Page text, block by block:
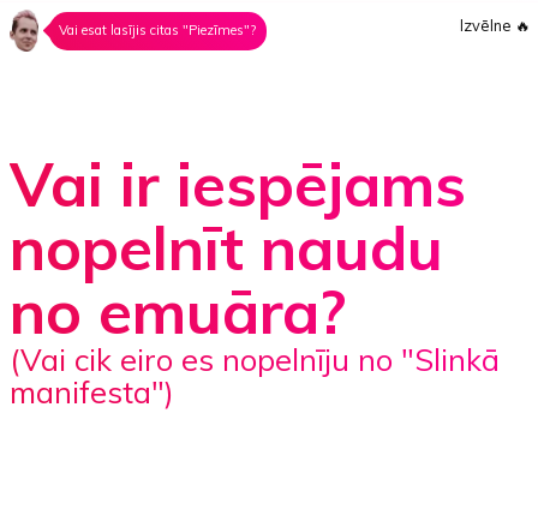
Vai esat lasījis citas "Piezīmes"? Izvēlne 🔥
Vai ir iespējams
nopelnīt naudu
no emuāra?
(Vai cik eiro es nopelnīju no "Slinkā
manifesta")